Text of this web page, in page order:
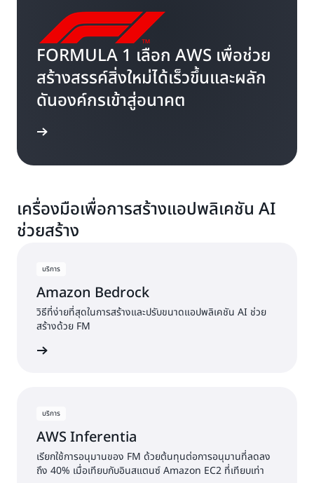
FORMULA 1 เลือก AWS เพื่อช่วย
สร้างสรรค์สิ่งใหม่ได้เร็วขึ้นและผลัก
ดันองค์กรเข้าสู่อนาคต
เครื่องมือเพื่อการสร้างแอปพลิเคชัน AI
ช่วยสร้าง
บริการ
Amazon Bedrock
วิธีที่ง่ายที่สุดในการสร้างและปรับขนาดแอปพลิเคชัน AI ช่วย
สร้างด้วย FM
บริการ
AWS Inferentia
เรียกใช้การอนุมานของ FM ด้วยต้นทุนต่อการอนุมานที่ลดลง
ถึง 40% เมื่อเทียบกับอินสแตนซ์ Amazon EC2 ที่เทียบเท่า